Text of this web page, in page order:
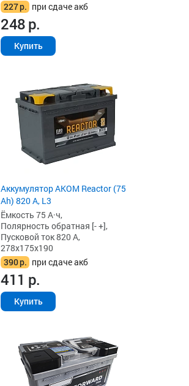
227р. при сдаче акб
248р.
Купить
Аккумулятор AKOM Reactor (75
Ah) 820 А, L3
Ёмкость 75 А·ч,
Полярность обратная [- +],
Пусковой ток 820 А,
278x175x190
390р. при сдаче акб
411 р.
Купить